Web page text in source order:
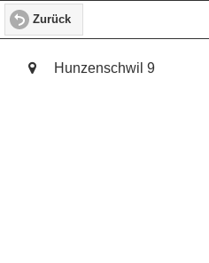
Zurück
Hunzenschwil 9